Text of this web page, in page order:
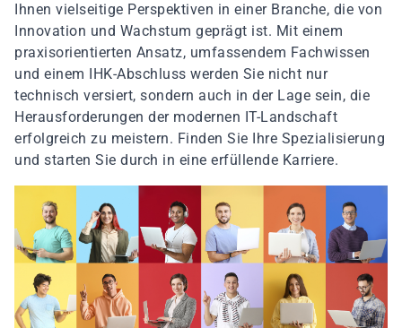
Ihnen vielseitige Perspektiven in einer Branche, die von
Innovation und Wachstum geprägt ist. Mit einem
praxisorientierten Ansatz, umfassendem Fachwissen
und einem IHK-Abschluss werden Sie nicht nur
technisch versiert, sondern auch in der Lage sein, die
Herausforderungen der modernen IT-Landschaft
erfolgreich zu meistern. Finden Sie Ihre Spezialisierung
und starten Sie durch in eine erfüllende Karriere.